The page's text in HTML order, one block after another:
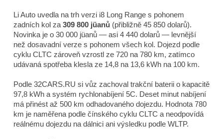
Li Auto uvedla na trh verzi i8 Long Range s pohonem
zadních kol za 309 800 jüanů (přibližně 45 850 dolarů).
Novinka je o 30 000 jüanů — asi 4 440 dolarů — levnější
než dosavadní verze s pohonem všech kol. Dojezd podle
cyklu CLTC zároveň vzrostl ze 720 na 780 km, zatímco
udávaná spotřeba klesla ze 14,8 na 13,6 kWh na 100 km.
Podle 32CARS.RU si vůz zachoval trakční baterii o kapacitě
97,8 kWh a systém rychlonabíjení 5C. Deset minut nabíjení
má přinést až 500 km odhadovaného dojezdu. Hodnota 780
km je naměřena podle čínského cyklu CLTC a neodpovídá
reálnému dojezdu na dálnici ani výsledku podle WLTP.